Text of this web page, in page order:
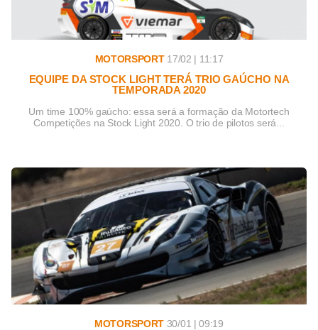
MOTORSPORT 17/02 | 11:17
EQUIPE DA STOCK LIGHT TERÁ TRIO GAÚCHO NA
TEMPORADA 2020
Um time 100% gaúcho: essa será a formação da Motortech
Competições na Stock Light 2020. O trio de pilotos será...
MOTORSPORT 30/01 | 09:19